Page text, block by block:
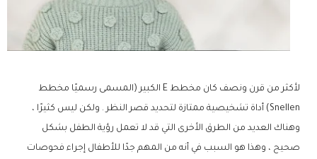
لأكثر من قرن ونصف كان مخطط E الكبير (المسمى رسميًا مخطط
Snellen) أداة تشخيصية ممتازة لتحديد قصر النظر . ولكن ليس كثيرًا ،
وهناك العديد من الطرق الأخرى التي قد لا تعمل رؤية الطفل بشكل
صحيح ، وهذا هو السبب في أنه من المهم جدًا للأطفال إجراء فحوصات